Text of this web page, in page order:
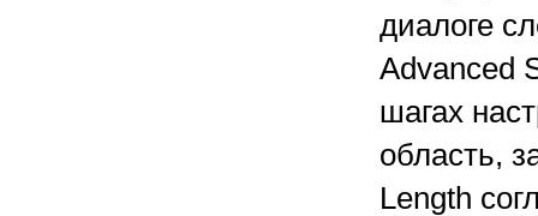
диалоге
Advanced
шагах
область,
Length